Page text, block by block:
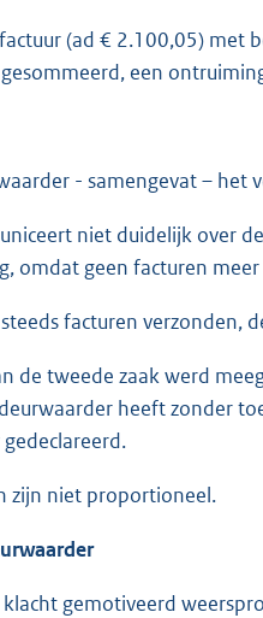
(ad € 2.100,05) met
een
- samengevat – het
niet duidelijk over
omdat geen facturen
facturen verzonden,
de tweede zaak werd
heeft zonder
zijn niet proportioneel.
gemotiveerd